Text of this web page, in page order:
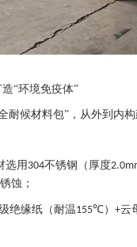
“环境免疫体”
耐候材料包”，从外到内构
选用 304不锈钢（厚度
蚀；
绝缘纸（耐温155℃） +云